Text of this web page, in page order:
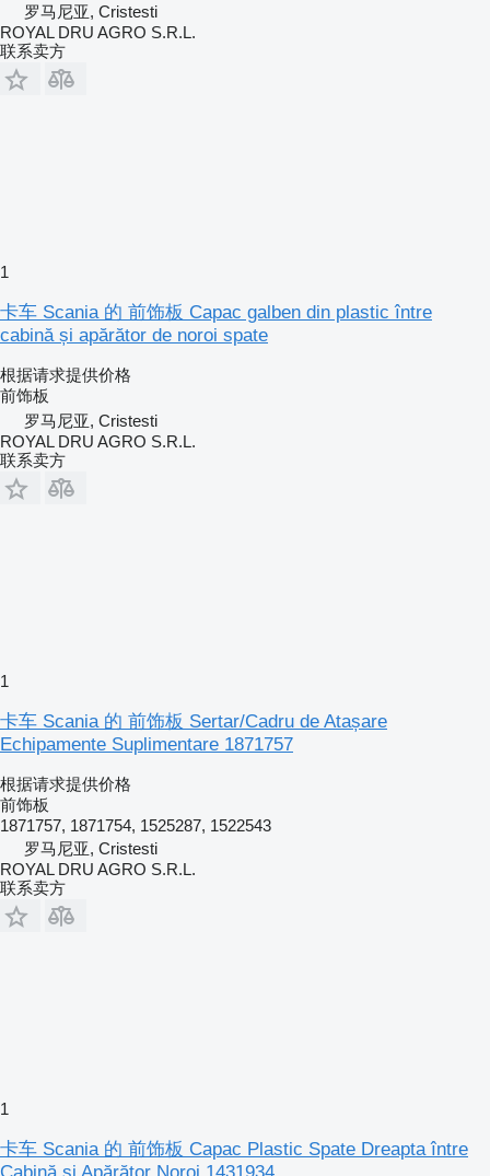
罗马尼亚, Cristesti
ROYAL DRU AGRO S.R.L.
联系卖方
1
卡车 Scania 的 前饰板 Capac galben din plastic între
cabină și apărător de noroi spate
根据请求提供价格
前饰板
罗马尼亚, Cristesti
ROYAL DRU AGRO S.R.L.
联系卖方
1
卡车 Scania 的 前饰板 Sertar/Cadru de Atașare
Echipamente Suplimentare 1871757
根据请求提供价格
前饰板
1871757, 1871754, 1525287, 1522543
罗马尼亚, Cristesti
ROYAL DRU AGRO S.R.L.
联系卖方
1
卡车 Scania 的 前饰板 Capac Plastic Spate Dreapta între